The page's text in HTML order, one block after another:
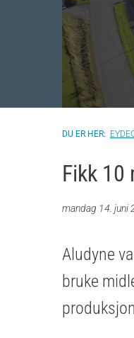
Fikk 10
mandag 14. juni
Aludyne
bruke